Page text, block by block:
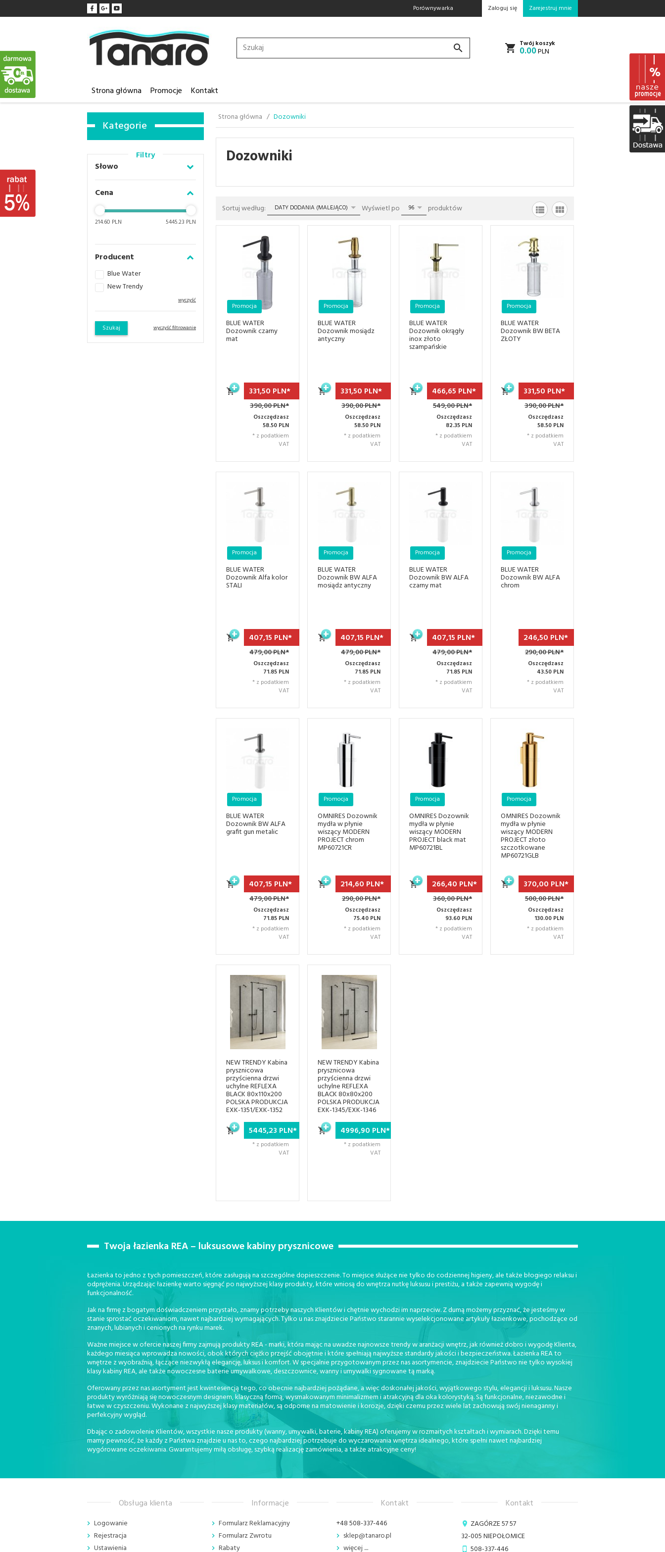
Porównywarka Zaloguj się Zarejestruj mnie
Twój koszyk
0.00PLN
Strona główna Promocje Kontakt
Kategorie
Filtry
Słowo
Cena
214.60 PLN 5445.23 PLN
Producent
Blue Water
New Trendy
wyczyść
Szukaj wyczyść filtrowanie
Strona główna Dozowniki
Dozowniki
Sortuj według: sortDATY DODANIA (MALEJĄCO) Wyświetl po pop
96 produktów
BLUE WATER
Dozownik czarny
mat
Promocja
331,50 PLN*
390,00 PLN*
Oszczędzasz
58.50 PLN
* z podatkiem
VAT
BLUE WATER
Dozownik mosiądz
antyczny
Promocja
331,50 PLN*
390,00 PLN*
Oszczędzasz
58.50 PLN
* z podatkiem
VAT
BLUE WATER
Dozownik okrągły
inox złoto
szampańskie
Promocja
466,65 PLN*
549,00 PLN*
Oszczędzasz
82.35 PLN
* z podatkiem
VAT
BLUE WATER
Dozownik BW BETA
ZŁOTY
Promocja
331,50 PLN*
390,00 PLN*
Oszczędzasz
58.50 PLN
* z podatkiem
VAT
BLUE WATER
Dozownik Alfa kolor
STALI
Promocja
407,15 PLN*
479,00 PLN*
Oszczędzasz
71.85 PLN
* z podatkiem
VAT
BLUE WATER
Dozownik BW ALFA
mosiądz antyczny
Promocja
407,15 PLN*
479,00 PLN*
Oszczędzasz
71.85 PLN
* z podatkiem
VAT
BLUE WATER
Dozownik BW ALFA
czarny mat
Promocja
407,15 PLN*
479,00 PLN*
Oszczędzasz
71.85 PLN
* z podatkiem
VAT
BLUE WATER
Dozownik BW ALFA
chrom
Promocja
246,50 PLN*
290,00 PLN*
Oszczędzasz
43.50 PLN
* z podatkiem
VAT
BLUE WATER
Dozownik BW ALFA
grafit gun metalic
Promocja
407,15 PLN*
479,00 PLN*
Oszczędzasz
71.85 PLN
* z podatkiem
VAT
OMNIRES Dozownik
mydła w płynie
wiszący MODERN
PROJECT chrom
MP60721CR
Promocja
214,60 PLN*
290,00 PLN*
Oszczędzasz
75.40 PLN
* z podatkiem
VAT
OMNIRES Dozownik
mydła w płynie
wiszący MODERN
PROJECT black mat
MP60721BL
Promocja
266,40 PLN*
360,00 PLN*
Oszczędzasz
93.60 PLN
* z podatkiem
VAT
OMNIRES Dozownik
mydła w płynie
wiszący MODERN
PROJECT złoto
szczotkowane
MP60721GLB
Promocja
370,00 PLN*
500,00 PLN*
Oszczędzasz
130.00 PLN
* z podatkiem
VAT
NEW TRENDY Kabina
prysznicowa
przyścienna drzwi
uchylne REFLEXA
BLACK 80x110x200
POLSKA PRODUKCJA
EXK-1351/EXK-1352
5445,23 PLN*
* z podatkiem
VAT
NEW TRENDY Kabina
prysznicowa
przyścienna drzwi
uchylne REFLEXA
BLACK 80x80x200
POLSKA PRODUKCJA
EXK-1345/EXK-1346
4996,90 PLN*
* z podatkiem
VAT
Twoja łazienka REA – luksusowe kabiny prysznicowe
Łazienka to jedno z tych pomieszczeń, które zasługują na szczególne dopieszczenie. To miejsce służące nie tylko do codziennej higieny, ale także błogiego relaksu i
odprężenia. Urządzając łazienkę warto sięgnąć po najwyższej klasy produkty, które wniosą do wnętrza nutkę luksusu i prestiżu, a także zapewnią wygodę i
funkcjonalność.
Jak na firmę z bogatym doświadczeniem przystało, znamy potrzeby naszych Klientów i chętnie wychodzi im naprzeciw. Z dumą możemy przyznać, że jesteśmy w
stanie sprostać oczekiwaniom, nawet najbardziej wymagających. Tylko u nas znajdziecie Państwo starannie wyselekcjonowane artykuły łazienkowe, pochodzące od
znanych, lubianych i cenionych na rynku marek.
Ważne miejsce w ofercie naszej firmy zajmują produkty REA - marki, która mając na uwadze najnowsze trendy w aranżacji wnętrz, jak również dobro i wygodę Klienta,
każdego miesiąca wprowadza nowości, obok których ciężko przejść obojętnie i które spełniają najwyższe standardy jakości i bezpieczeństwa. Łazienka REA to
wnętrze z wyobraźnią, łączące niezwykłą elegancję, luksus i komfort. W specjalnie przygotowanym przez nas asortymencie, znajdziecie Państwo nie tylko wysokiej
klasy kabiny REA, ale także nowoczesne baterie umywalkowe, deszczownice, wanny i umywalki sygnowane tą marką.
Oferowany przez nas asortyment jest kwintesencją tego, co obecnie najbardziej pożądane, a więc doskonałej jakości, wyjątkowego stylu, elegancji i luksusu. Nasze
produkty wyróżniają się nowoczesnym designem, klasyczną formą, wysmakowanym minimalizmem i atrakcyjną dla oka kolorystyką. Są funkcjonalne, niezawodne i
łatwe w czyszczeniu. Wykonane z najwyższej klasy materiałów, są odporne na matowienie i korozje, dzięki czemu przez wiele lat zachowują swój nienaganny i
perfekcyjny wygląd.
Dbając o zadowolenie Klientów, wszystkie nasze produkty (wanny, umywalki, baterie, kabiny REA) oferujemy w rozmaitych kształtach i wymiarach. Dzięki temu
mamy pewność, że każdy z Państwa znajdzie u nas to, czego najbardziej potrzebuje do wyczarowania wnętrza idealnego, które spełni nawet najbardziej
wygórowane oczekiwania. Gwarantujemy miłą obsługę, szybką realizację zamówienia, a także atrakcyjne ceny!
Obsługa klienta
Logowanie
Rejestracja
Ustawienia
Informacje
Formularz Reklamacyjny
Formularz Zwrotu
Rabaty
Kontakt
+48 508-337-446
sklep@tanaro.pl
więcej ....
Kontakt
ZAGÓRZE 57 57
32-005NIEPOŁOMICE
508-337-446